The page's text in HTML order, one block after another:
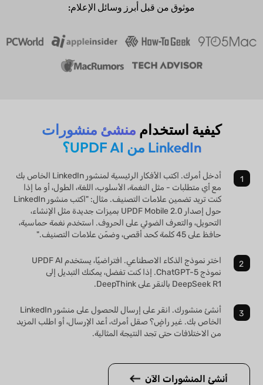
موثوق من قبل أبرز وسائل الإعلام:
كيفية استخدام منشئ منشورات
LinkedIn من UPDF AI؟
أدخل أمرك. اكتب الأفكار الرئيسية لمنشور LinkedIn الخاص بك
مع أي متطلبات - مثل النغمة، الأسلوب، اللغة، الطول، أو ما إذا
كنت تريد تضمين علامات التصنيف. مثال: "اكتب منشور LinkedIn
حول إصدار UPDF Mobile 2.0 بميزات جديدة مثل الإنشاء،
التحويل، والتعرف الضوئي على الحروف. استخدم نغمة حماسية،
حافظ على 45 كلمة كحد أقصى، وضمّن علامات التصنيف."
اختر نموذج الذكاء الاصطناعي. افتراضيًا، يستخدم UPDF AI
نموذج ChatGPT-5. إذا كنت تفضل، يمكنك التبديل إلى
DeepSeek R1 بالنقر على DeepThink.
أنشئ منشورك. انقر على إرسال للحصول على منشور LinkedIn
الخاص بك. غير راضٍ؟ صقل أمرك، أعد الإرسال، أو اطلب المزيد
من الاختلافات حتى تجد النتيجة المثالية.
أنشئ المنشورات الآن